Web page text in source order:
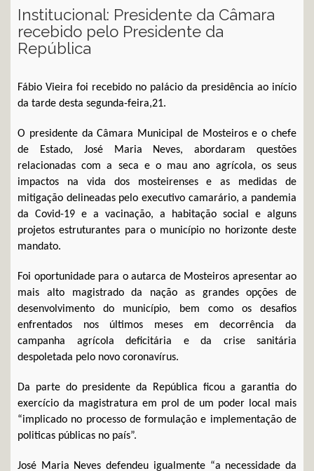
Institucional: Presidente da Câmara
recebido pelo Presidente da
República
Fábio Vieira foi recebido no palácio da presidência ao início
da tarde desta segunda-feira,21.
O presidente da Câmara Municipal de Mosteiros e o chefe
de Estado, José Maria Neves, abordaram questões
relacionadas com a seca e o mau ano agrícola, os seus
impactos na vida dos mosteirenses e as medidas de
mitigação delineadas pelo executivo camarário, a pandemia
da Covid-19 e a vacinação, a habitação social e alguns
projetos estruturantes para o município no horizonte deste
mandato.
Foi oportunidade para o autarca de Mosteiros apresentar ao
mais alto magistrado da nação as grandes opções de
desenvolvimento do município, bem como os desafios
enfrentados nos últimos meses em decorrência da
campanha agrícola deficitária e da crise sanitária
despoletada pelo novo coronavírus.
Da parte do presidente da República ficou a garantia do
exercício da magistratura em prol de um poder local mais
“implicado no processo de formulação e implementação de
politicas públicas no país”.
José Maria Neves defendeu igualmente “a necessidade da